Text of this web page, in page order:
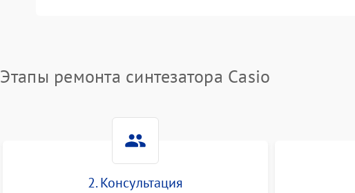
Этапы ремонта синтезатора Casio
2. Консультация